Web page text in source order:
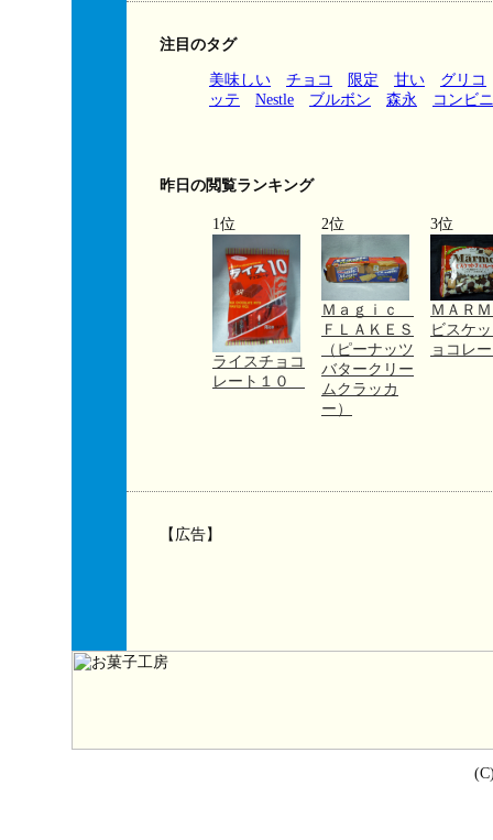
注目のタグ
美味しい チョコ 限定 甘い
グリコ
ッテ
Nestle ブルボン 森永 コンビニ
昨日の閲覧ランキング
1位
ライスチョコ
レート１０
2位
Ｍａｇｉｃ
ＦＬＡＫＥＳ
（ピーナッツ
バタークリー
ムクラッカ
ー）
3位
ＭＡＲ
ビスケ
ョコレ
【広告】